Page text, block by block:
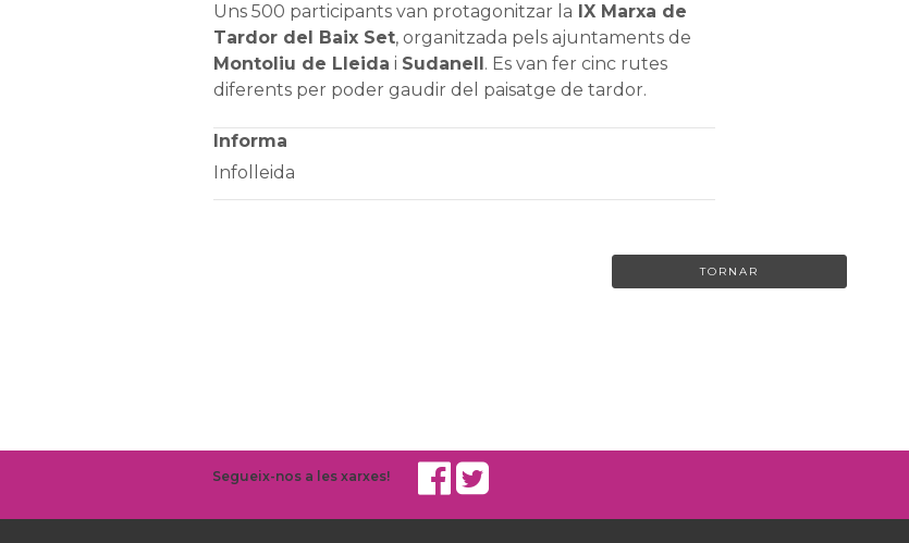
Uns 500 participants van protagonitzar la IX Marxa de
Tardor del Baix Set, organitzada pels ajuntaments de
Montoliu de Lleida i Sudanell. Es van fer cinc rutes
diferents per poder gaudir del paisatge de tardor.
Informa
Infolleida
TORNAR
Segueix-nos a les xarxes!